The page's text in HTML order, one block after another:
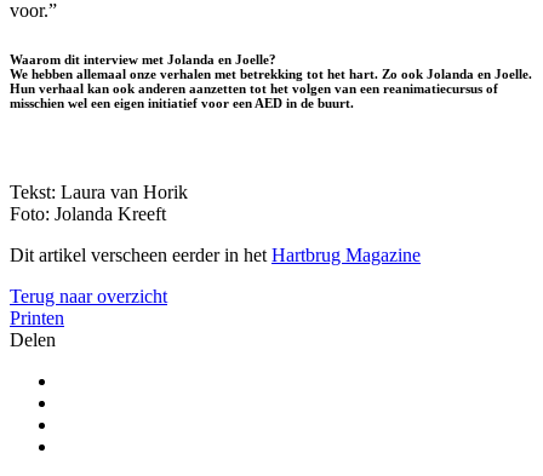
voor.”
Waarom dit interview met Jolanda en Joelle?
We hebben allemaal onze verhalen met betrekking tot het hart. Zo ook Jolanda en Joelle.
Hun verhaal kan ook anderen aanzetten tot het volgen van een reanimatiecursus of
misschien wel een eigen initiatief voor een AED in de buurt.
Tekst: Laura van Horik
Foto: Jolanda Kreeft
Dit artikel verscheen eerder in het Hartbrug Magazine
Terug naar overzicht
Printen
Delen